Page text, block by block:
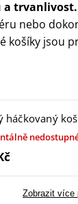
a trvanlivost.
nebo
košíky jsou
háčkovaný
Zobrazit více